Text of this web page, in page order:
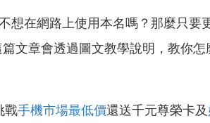
在網路上使用本名嗎？那麼只要
文章會透過圖文教學說明，教你怎
戰手機市場最低價還送千元尊榮卡及